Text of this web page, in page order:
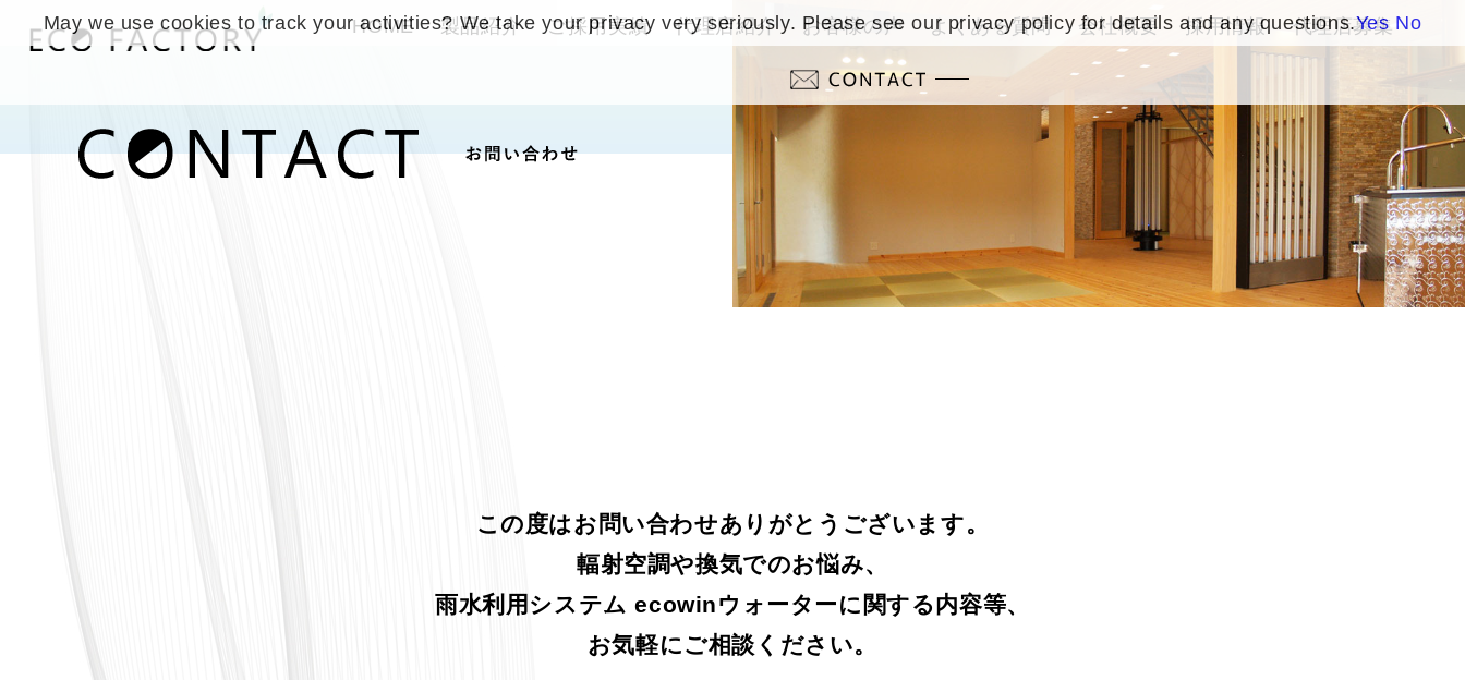
HOME 製品紹介 ご採用実績 代理店紹介 お客様の声 よくある質問 会社概要 採用情報 代理店募集
この度はお問い合わせありがとうございます。
輻射空調や換気でのお悩み、
雨水利用システム ecowinウォーターに関する内容等、
お気軽にご相談ください。
May we use cookies to track your activities? We take your privacy very seriously. Please see our privacy policy for details and any questions.Yes No